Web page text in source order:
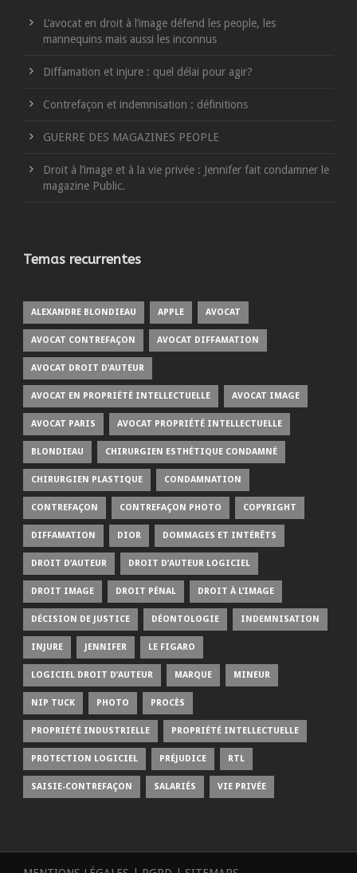
L’avocat en droit à l’image défend les people, les
mannequins mais aussi les inconnus
Diffamation et injure : quel délai pour agir?
Contrefaçon et indemnisation : définitions
GUERRE DES MAGAZINES PEOPLE
Droit à l’image et à la vie privée : Jennifer fait condamner le
magazine Public.
Temas recurrentes
ALEXANDRE BLONDIEAU APPLE AVOCAT
AVOCAT CONTREFAÇON AVOCAT DIFFAMATION
AVOCAT DROIT D’AUTEUR
AVOCAT EN PROPRIÉTÉ INTELLECTUELLE AVOCAT IMAGE
AVOCAT PARIS AVOCAT PROPRIÉTÉ INTELLECTUELLE
BLONDIEAU CHIRURGIEN ESTHÉTIQUE CONDAMNÉ
CHIRURGIEN PLASTIQUE CONDAMNATION
CONTREFAÇON CONTREFAÇON PHOTO COPYRIGHT
DIFFAMATION DIOR DOMMAGES ET INTÉRÊTS
DROIT D’AUTEUR DROIT D’AUTEUR LOGICIEL
DROIT IMAGE DROIT PÉNAL DROIT À L’IMAGE
DÉCISION DE JUSTICE DÉONTOLOGIE INDEMNISATION
INJURE JENNIFER LE FIGARO
LOGICIEL DROIT D’AUTEUR MARQUE MINEUR
NIP TUCK PHOTO PROCÈS
PROPRIÉTÉ INDUSTRIELLE PROPRIÉTÉ INTELLECTUELLE
PROTECTION LOGICIEL PRÉJUDICE RTL
SAISIE-CONTREFAÇON SALARIÉS VIE PRIVÉE